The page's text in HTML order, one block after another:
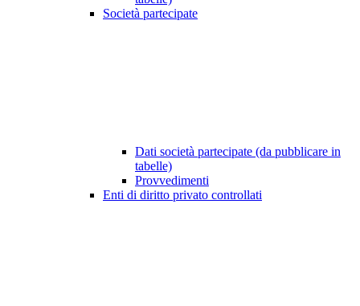
Società partecipate
Dati società partecipate (da pubblicare in
tabelle)
Provvedimenti
Enti di diritto privato controllati